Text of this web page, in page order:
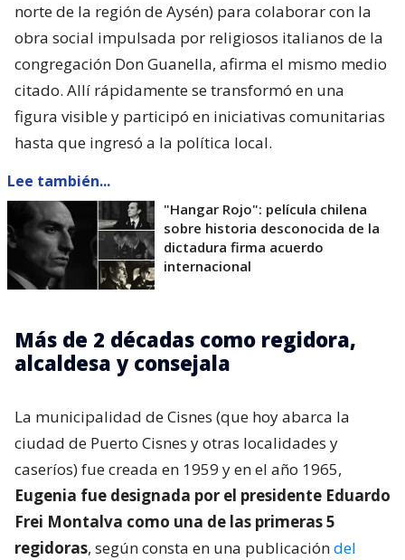
norte de la región de Aysén) para colaborar con la
obra social impulsada por religiosos italianos de la
congregación Don Guanella, afirma el mismo medio
citado. Allí rápidamente se transformó en una
figura visible y participó en iniciativas comunitarias
hasta que ingresó a la política local.
Lee también...
"Hangar Rojo": película chilena
sobre historia desconocida de la
dictadura firma acuerdo
internacional
Más de 2 décadas como regidora,
alcaldesa y consejala
La municipalidad de Cisnes (que hoy abarca la
ciudad de Puerto Cisnes y otras localidades y
caseríos) fue creada en 1959 y en el año 1965,
Eugenia fue designada por el presidente Eduardo
Frei Montalva como una de las primeras 5
regidoras, según consta en una publicacióndel